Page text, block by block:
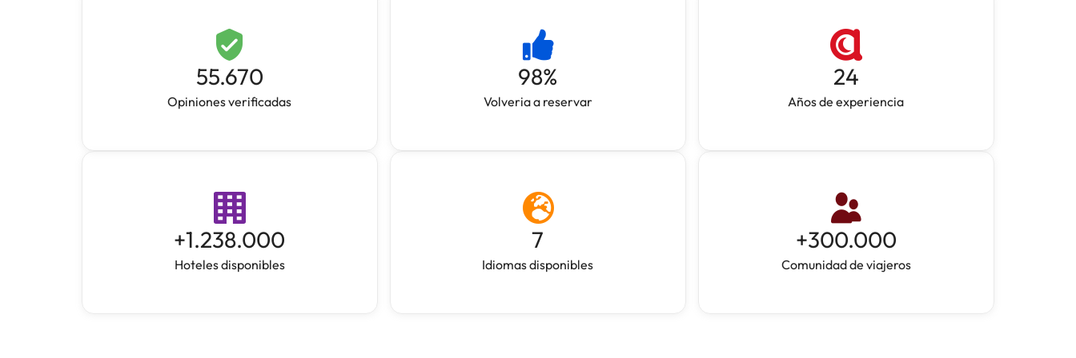
55.670
Opiniones verificadas
98%
Volveria a reservar
24
Años de experiencia
+1.238.000
Hoteles disponibles
7
Idiomas disponibles
+300.000
Comunidad de viajeros